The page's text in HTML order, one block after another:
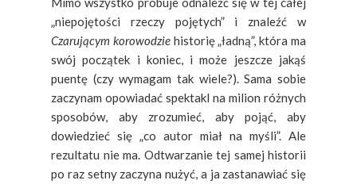
„niepojętości rzeczy pojętych” i znaleźć w
Czarującym korowodziehistorię „ładną”, która ma
swój początek i koniec, i może jeszcze jakąś
puentę (czy wymagam tak wiele?). Sama sobie
zaczynam opowiadać spektakl na milion różnych
sposobów, aby zrozumieć, aby pojąć, aby
dowiedzieć się „co autor miał na myśli”. Ale
rezultatu nie ma. Odtwarzanie tej samej historii
po raz setny zaczyna nużyć, a ja zastanawiać się